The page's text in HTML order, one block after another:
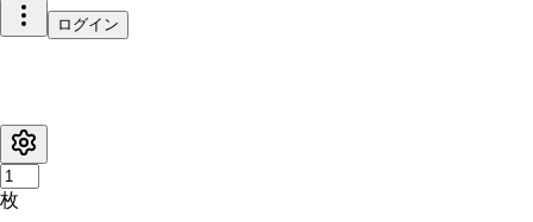
ログイン
枚